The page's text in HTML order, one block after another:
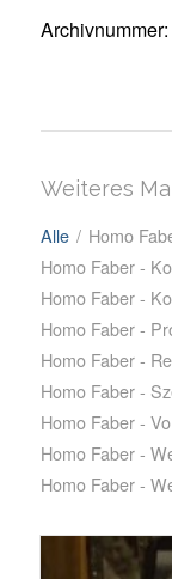
Weiteres
Alle / Homo
Homo Faber -
Homo Faber -
Homo Faber -
Homo Faber -
Homo Faber -
Homo Faber -
Homo Faber -
Homo Faber -